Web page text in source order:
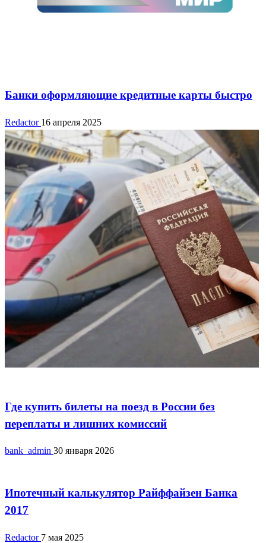
Банки оформляющие кредитные карты быстро
Redactor 16 апреля 2025
Где купить билеты на поезд в России без
переплаты и лишних комиссий
bank_admin 30 января 2026
Ипотечный калькулятор Райффайзен Банка
2017
Redactor 7 мая 2025